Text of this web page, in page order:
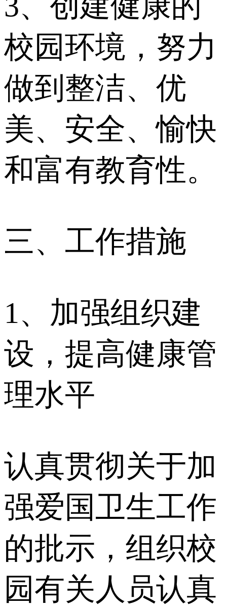
校园环境，努力
做到整洁、优
美、安全、愉快
和富有教育性。
三、工作措施
1、加强组织建
设，提高健康管
理水平
认真贯彻关于加
强爱国卫生工作
的批示，组织校
园有关人员认真